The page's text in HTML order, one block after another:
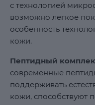
с технологией
возможно легкое
особенность
кожи.
Пептидный
современные
поддерживать
кожи, способствуют